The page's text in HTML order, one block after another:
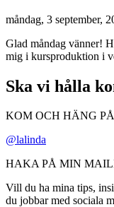
måndag, 3 september,
Glad måndag vänner!
mig i kursproduktion i
Ska vi hålla
KOM OCH HÄNG
@lalinda
HAKA PÅ MIN
Vill du ha mina tips,
du jobbar med sociala